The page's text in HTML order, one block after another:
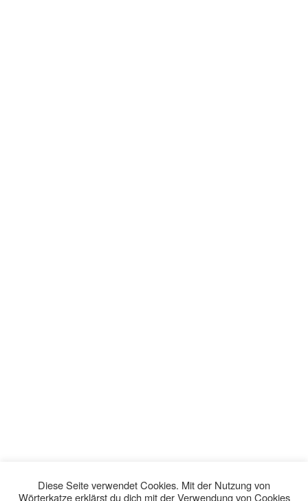
Diese Seite verwendet Cookies. Mit der Nutzung von
Wörterkatze erklärst du dich mit der Verwendung von Cookies